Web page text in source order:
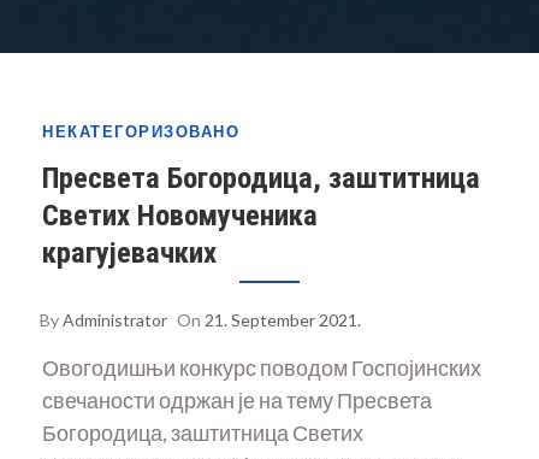
НЕКАТЕГОРИЗОВАНО
Пресвета Богородица, заштитница
Светих Новомученика
крагујевачких
ByAdministrator On 21. September 2021.
Овогодишњи конкурс поводом Госпојинских
свечаности одржан је на тему Пресвета
Богородица, заштитница Светих